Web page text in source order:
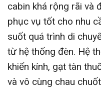
cabin khá rộng rãi và
phục vụ tốt cho nhu
suốt quá trình di
từ hệ thống đèn. Hệ
khiển kính, gạt tàn
và vô cùng chau